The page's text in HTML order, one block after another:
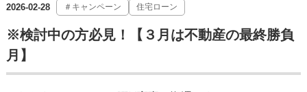
2026-02-28 ＃キャンペーン 住宅ローン
※検討中の方必見！【３月は不動産の最終勝負
月】